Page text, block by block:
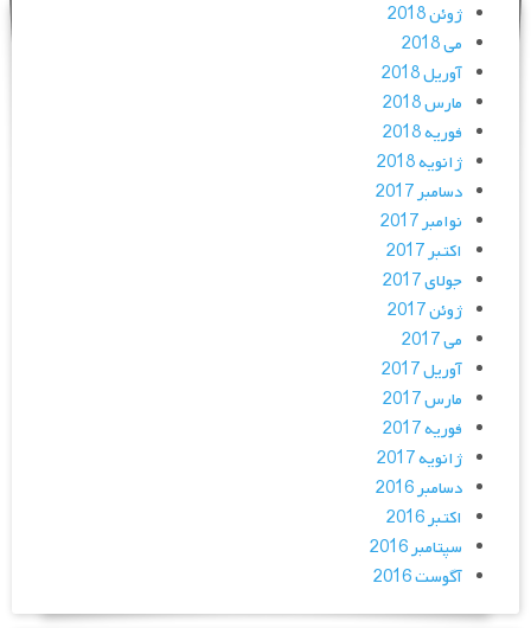
ژوئن 2018
می 2018
آوریل 2018
مارس 2018
فوریه 2018
ژانویه 2018
دسامبر 2017
نوامبر 2017
اکتبر 2017
جولای 2017
ژوئن 2017
می 2017
آوریل 2017
مارس 2017
فوریه 2017
ژانویه 2017
دسامبر 2016
اکتبر 2016
سپتامبر 2016
آگوست 2016